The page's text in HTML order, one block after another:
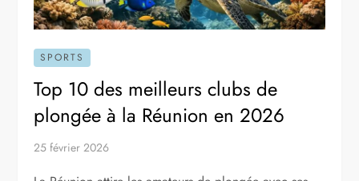
SPORTS
Top 10 des meilleurs clubs de
plongée à la Réunion en 2026
25 février 2026